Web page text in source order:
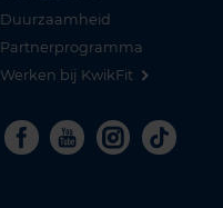
Duurzaamheid
Partnerprogramma
Werken bij KwikFit
Facebook
YoutubeInstagram
Tiktok